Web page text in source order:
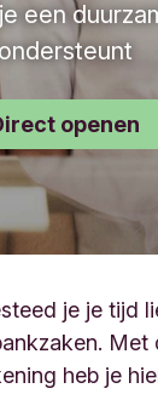
een
openen
je je tijd
Met
heb je